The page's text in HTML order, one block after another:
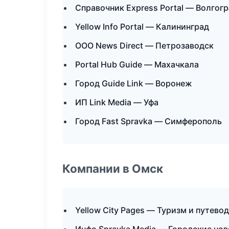
Справочник Express Portal —
Yellow Info Portal — Калининград
ООО News Direct — Петрозаводск
Portal Hub Guide — Махачкала
Город Guide Link — Воронеж
ИП Link Media — Уфа
Город Fast Spravka — Симферополь
Компании в Омск
Yellow City Pages — Туризм и